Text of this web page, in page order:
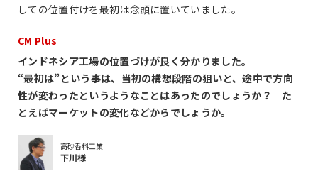
しての位置付けを最初は念頭に置いていました。
CM Plus
インドネシア工場の位置づけが良く分かりました。
“最初は”という事は、当初の構想段階の狙いと、途中で方向
性が変わったというようなことはあったのでしょうか？ た
とえばマーケットの変化などからでしょうか。
高砂香料工業
下川様